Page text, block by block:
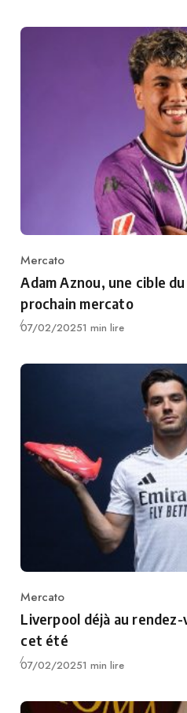
Category
Mercato
Adam Aznou, une cible
prochain mercato
Publié
07/02/20251 min lire
Category
Mercato
Liverpool déjà au
cet été
Publié
07/02/20251 min lire